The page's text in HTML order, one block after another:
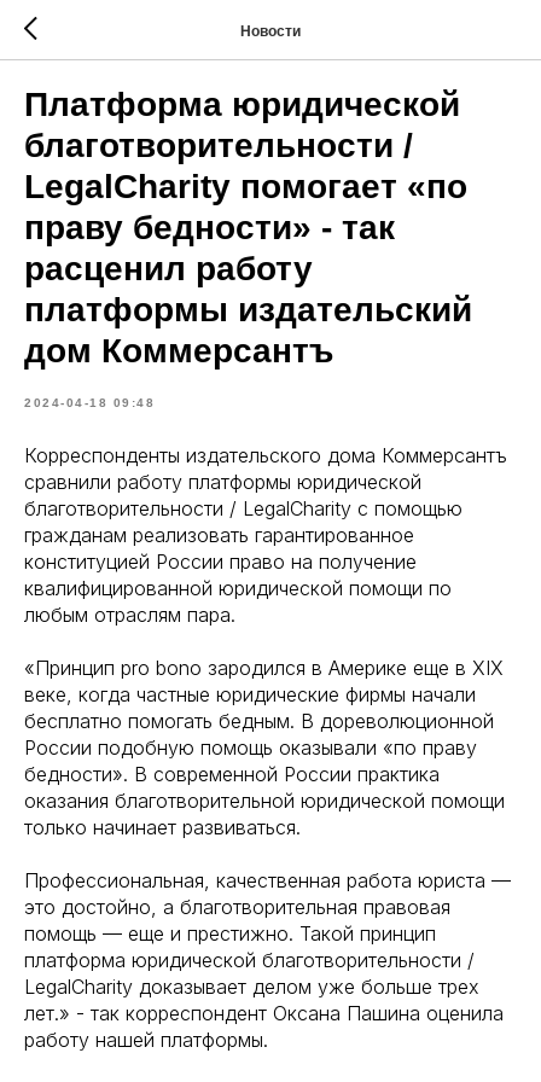
Новости
Платформа юридической
благотворительности /
LegalCharity помогает «по
праву бедности» - так
расценил работу
платформы издательский
дом Коммерсантъ
2024-04-18 09:48
Корреспонденты издательского дома Коммерсантъ
сравнили работу платформы юридической
благотворительности / LegalCharity с помощью
гражданам реализовать гарантированное
конституцией России право на получение
квалифицированной юридической помощи по
любым отраслям пара.
«Принцип pro bono зародился в Америке еще в XIX
веке, когда частные юридические фирмы начали
бесплатно помогать бедным. В дореволюционной
России подобную помощь оказывали «по праву
бедности». В современной России практика
оказания благотворительной юридической помощи
только начинает развиваться.
Профессиональная, качественная работа юриста —
это достойно, а благотворительная правовая
помощь — еще и престижно. Такой принцип
платформа юридической благотворительности /
LegalCharity доказывает делом уже больше трех
лет.» - так корреспондент Оксана Пашина оценила
работу нашей платформы.